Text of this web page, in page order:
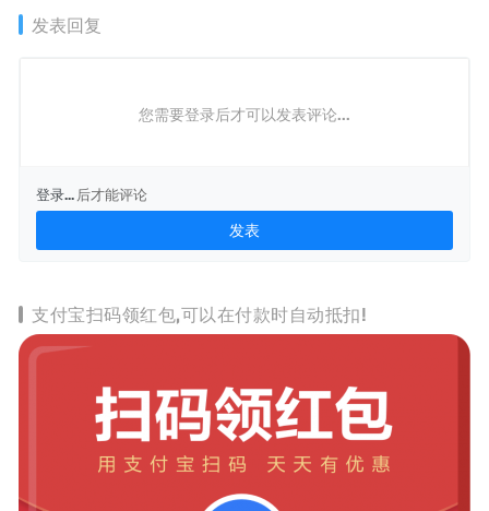
发表回复
您需要登录后才可以发表评论...
登录... 后才能评论
支付宝扫码领红包,可以在付款时自动抵扣!